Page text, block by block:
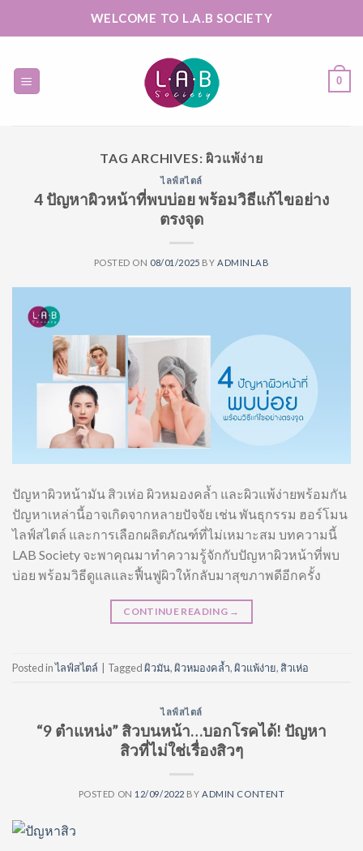
WELCOME TO L.A.B SOCIETY
0
TAG ARCHIVES:ผิวแพ้ง่าย
ไลฟ์สไตล์
4 ปัญหาผิวหน้าที่พบบ่อย พร้อมวิธีแก้ไขอย่าง
ตรงจุด
POSTED ON 08/01/2025 BY ADMINLAB
ปัญหาผิวหน้ามัน สิวเห่อ ผิวหมองคล้ำ และผิวแพ้ง่ายพร้อมกัน
ปัญหาเหล่านี้อาจเกิดจากหลายปัจจัย เช่น พันธุกรรม ฮอร์โมน
ไลฟ์สไตล์ และการเลือกผลิตภัณฑ์ที่ไม่เหมาะสม บทความนี้
LAB Society จะพาคุณมาทำความรู้จักกับปัญหาผิวหน้าที่พบ
บ่อย พร้อมวิธีดูแลและฟื้นฟูผิวให้กลับมาสุขภาพดีอีกครั้ง
CONTINUE READING →
Posted inไลฟ์สไตล์ Taggedผิวมัน,ผิวหมองคล้ำ,ผิวแพ้ง่าย, สิวเห่อ
ไลฟ์สไตล์
“9 ตำแหน่ง” สิวบนหน้า…บอกโรคได้! ปัญหา
สิวที่ไม่ใช่เรื่องสิวๆ
POSTED ON 12/09/2022 BYADMIN CONTENT